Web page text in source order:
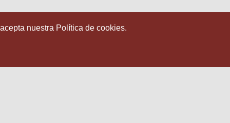
nuestra Política de cookies.